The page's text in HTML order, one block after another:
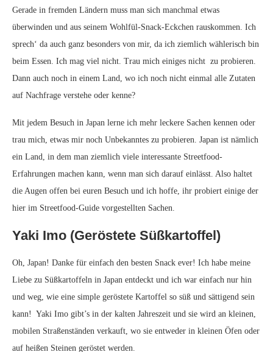
Gerade in fremden Ländern muss man sich manchmal etwas
überwinden und aus seinem Wohlfül-Snack-Eckchen rauskommen. Ich
sprech‘ da auch ganz besonders von mir, da ich ziemlich wählerisch bin
beim Essen. Ich mag viel nicht. Trau mich einiges nicht zu probieren.
Dann auch noch in einem Land, wo ich noch nicht einmal alle Zutaten
auf Nachfrage verstehe oder kenne?
Mit jedem Besuch in Japan lerne ich mehr leckere Sachen kennen oder
trau mich, etwas mir noch Unbekanntes zu probieren. Japan ist nämlich
ein Land, in dem man ziemlich viele interessante Streetfood-
Erfahrungen machen kann, wenn man sich darauf einlässt. Also haltet
die Augen offen bei euren Besuch und ich hoffe, ihr probiert einige der
hier im Streetfood-Guide vorgestellten Sachen.
Yaki Imo (Geröstete Süßkartoffel)
Oh, Japan! Danke für einfach den besten Snack ever! Ich habe meine
Liebe zu Süßkartoffeln in Japan entdeckt und ich war einfach nur hin
und weg, wie eine simple geröstete Kartoffel so süß und sättigend sein
kann! Yaki Imo gibt’s in der kalten Jahreszeit und sie wird an kleinen,
mobilen Straßenständen verkauft, wo sie entweder in kleinen Öfen oder
auf heißen Steinen geröstet werden.